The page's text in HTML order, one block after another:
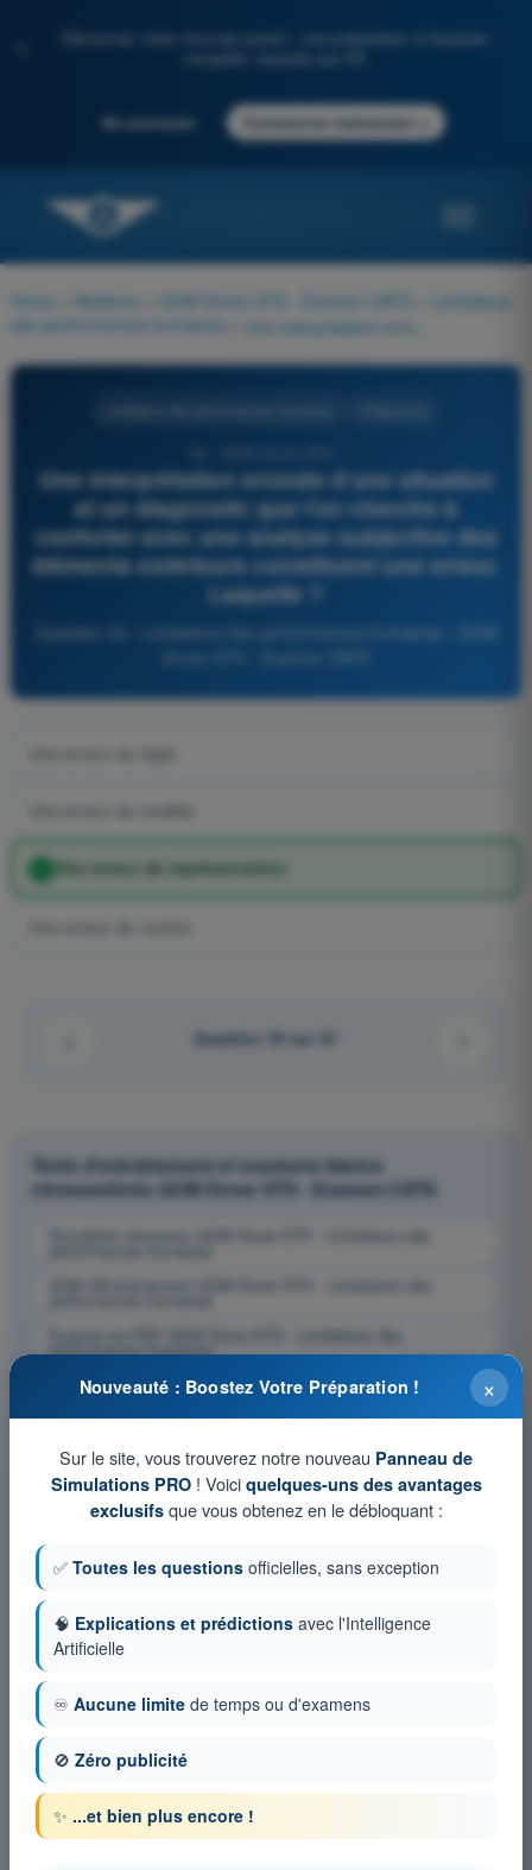
Découvrez notre nouveau portail : une préparation à l'examen
Se connecter Commencer maintenant
Home Matières QCM Drone STS - Examen CATS
Limitations
des performances humaines
Une interprétation erronée d’une situation
et un diagnostic que l’on cherche à
conforter avec une analyse subjective des
éléments extérieurs constituent une erreur.
Laquelle ?
Une erreur de représentation
Question 24 sur 61
Tests d'entraînement et examens blancs
chronométrés QCM Drone STS - Examen CATS
Simulation d'examen QCM Drone STS - Limitations des
QCM d'Entraînement QCM Drone STS - Limitations des
Examen en PDF QCM Drone STS - Limitations des
performances humaines
×
Nouveauté : Boostez Votre Préparation !
Sur le site, vous trouverez notre nouveau Panneau de
Simulations PRO! Voici quelques-uns des avantages
exclusifsque vous obtenez en le débloquant :
✅ Toutes les questions officielles, sans exception
🧠 Explications et prédictions avec l'Intelligence
Artificielle
♾️ Aucune limite de temps ou d'examens
🚫 Zéro publicité
✨ ...et bien plus encore !